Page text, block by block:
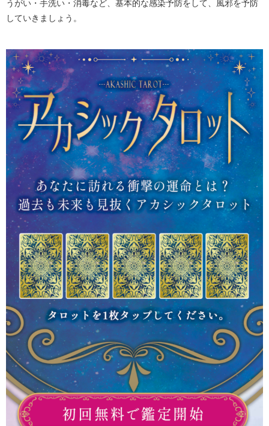
うがい・手洗い・消毒など、基本的な感染予防をして、風邪を予防
していきましょう。